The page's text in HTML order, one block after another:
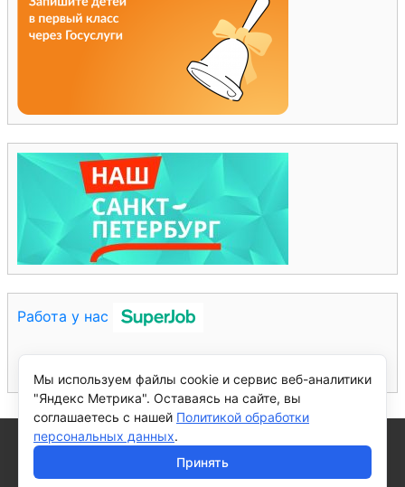
Работа у нас
© 2026 - Санкт-Петербургское государственное автономное
общеобразовательное учреждение средняя общеобразовательная
школа №577 с углубленным изучением английского языка
Мы используем файлы cookie и сервис веб-аналитики
"Яндекс Метрика". Оставаясь на сайте, вы
соглашаетесь с нашей Политикой обработки
персональных данных.
Принять